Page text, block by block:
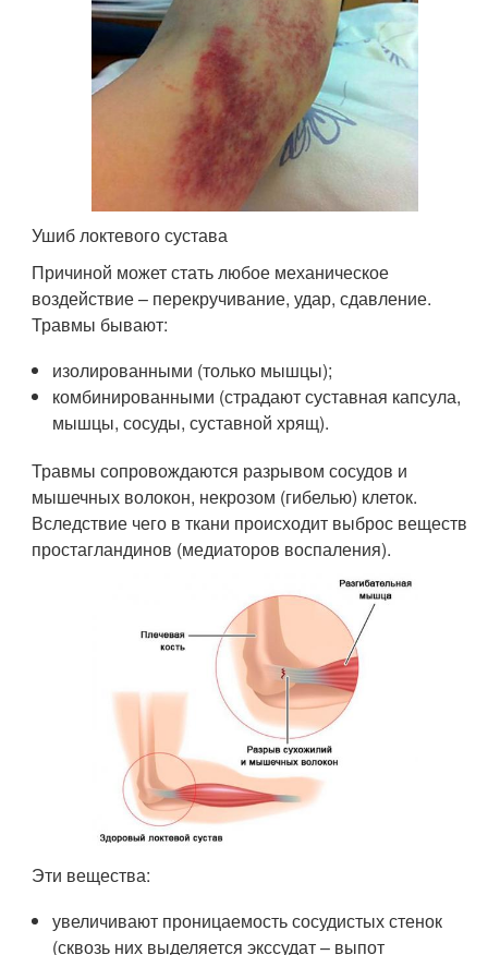
Ушиб локтевого сустава
Причиной может стать любое механическое
воздействие – перекручивание, удар, сдавление.
Травмы бывают:
изолированными (только мышцы);
комбинированными (страдают суставная капсула,
мышцы, сосуды, суставной хрящ).
Травмы сопровождаются разрывом сосудов и
мышечных волокон, некрозом (гибелью) клеток.
Вследствие чего в ткани происходит выброс веществ
простагландинов (медиаторов воспаления).
Эти вещества:
увеличивают проницаемость сосудистых стенок
(сквозь них выделяется экссудат – выпот